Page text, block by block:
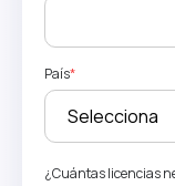
País*
¿Cuántas licencias